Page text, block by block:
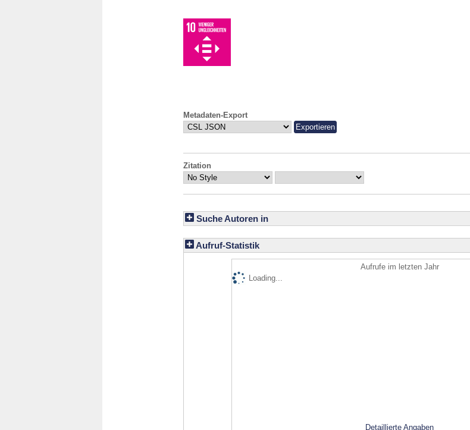
Metadaten-Export
Zitation
Suche Autoren in
Aufruf-Statistik
Aufrufe im letzten Jahr
Loading...
Detaillierte Angaben